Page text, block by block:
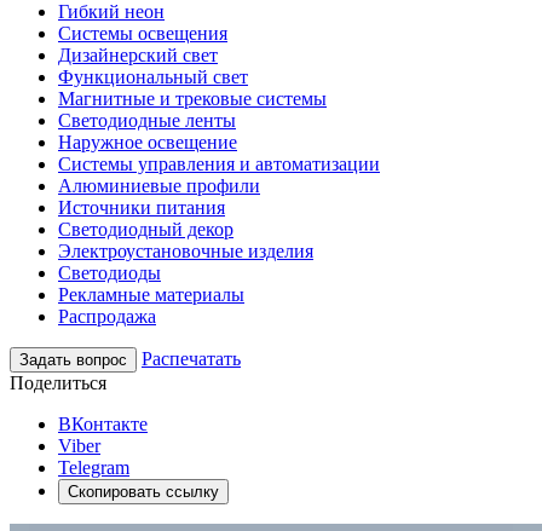
Гибкий неон
Системы освещения
Дизайнерский свет
Функциональный свет
Магнитные и трековые системы
Светодиодные ленты
Наружное освещение
Системы управления и автоматизации
Алюминиевые профили
Источники питания
Светодиодный декор
Электроустановочные изделия
Светодиоды
Рекламные материалы
Распродажа
Задать вопрос
Распечатать
Поделиться
ВКонтакте
Viber
Telegram
Скопировать ссылку